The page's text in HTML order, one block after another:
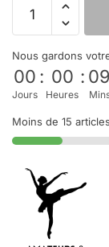
Nous gardons
00
Jours
: 00
Heures
: 09
Moins de 15